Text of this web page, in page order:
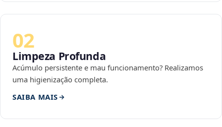
02
Limpeza Profunda
Acúmulo persistente e mau funcionamento? Realizamos
uma higienização completa.
SAIBA MAIS